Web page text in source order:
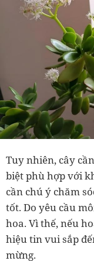
Tuy nhiên, cây
biệt phù hợp với
cần chú ý chăm
tốt. Do yêu cầu
hoa. Vì thế, nếu
hiệu tin vui sắp
mừng.